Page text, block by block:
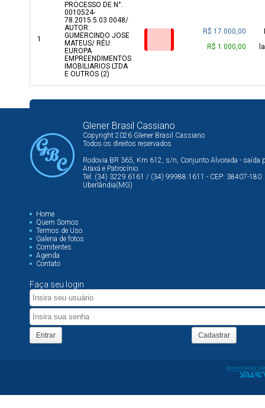
1
PROCESSO DE N°.
0010524-
78.2015.5.03.0048/
AUTOR:
GUMERCINDO JOSE
MATEUS/ RÉU:
EUROPA
EMPREENDIMENTOS
IMOBILIARIOS LTDA
E OUTROS (2)
R$ 17.000,00
R$ 1.000,00
Glener Brasil Cassiano
Copyright 2026 Glener Brasil Cassiano
Todos os direitos reservados
Rodovia BR 365, Km 612, s/n, Conjunto Alvorada - saída
Araxá e Patrocínio.
Tel: (34) 3229.6161 / (34) 99988.1611 - CEP: 38407-180
Uberlândia(MG)
Home
Quem Somos
Termos de Uso
Galeria de fotos
Comitentes
Agenda
Contato
Faça seu login
Entrar Cadastrar